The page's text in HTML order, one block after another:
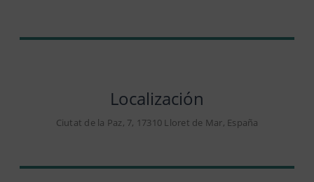
Localización
Ciutat de la Paz, 7, 17310 Lloret de Mar, España